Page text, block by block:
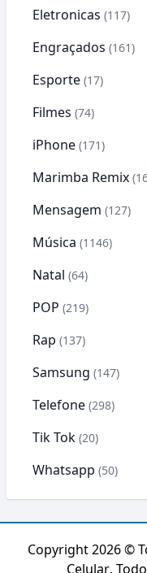
Eletronicas (117)
Engraçados (161)
Esporte (17)
Filmes (74)
iPhone (171)
Marimba Remix
Mensagem (127)
Música (1146)
Natal (64)
POP (219)
Rap (137)
Samsung (147)
Telefone (298)
Tik Tok (20)
Whatsapp (50)
Copyright 2026 ©
Celular.